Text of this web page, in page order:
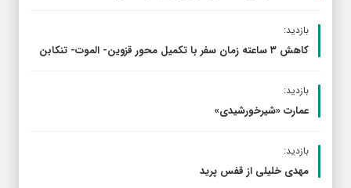
بازدید:
کاهش ۳ ساعته زمان سفر با تکمیل محور قزوین- الموت- تنکابن
بازدید:
عمارت «شیرخورشیدی»
بازدید:
مهدی خلیلی از قفس پرید